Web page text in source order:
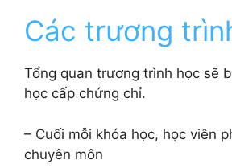
Các trương
Tổng quan trương trình học sẽ
học cấp chứng chỉ.
– Cuối mỗi khóa học, học viên
chuyên môn